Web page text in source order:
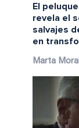
El
revela el
salvajes
en
Marta